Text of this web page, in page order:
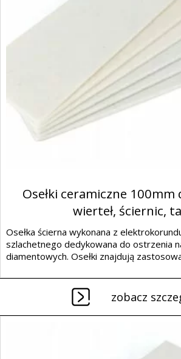
Osełki ceramiczne
wierteł, ściernic,
Osełka ścierna wykonana z
szlachetnego dedykowana do ostrzenia
diamentowych. Osełki znajdują
zobacz